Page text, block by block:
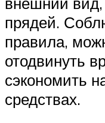
прядей.
правила,
отодвинуть
сэкономить
средствах.